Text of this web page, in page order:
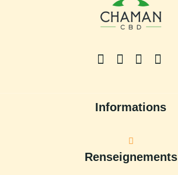
Informations
Renseignements